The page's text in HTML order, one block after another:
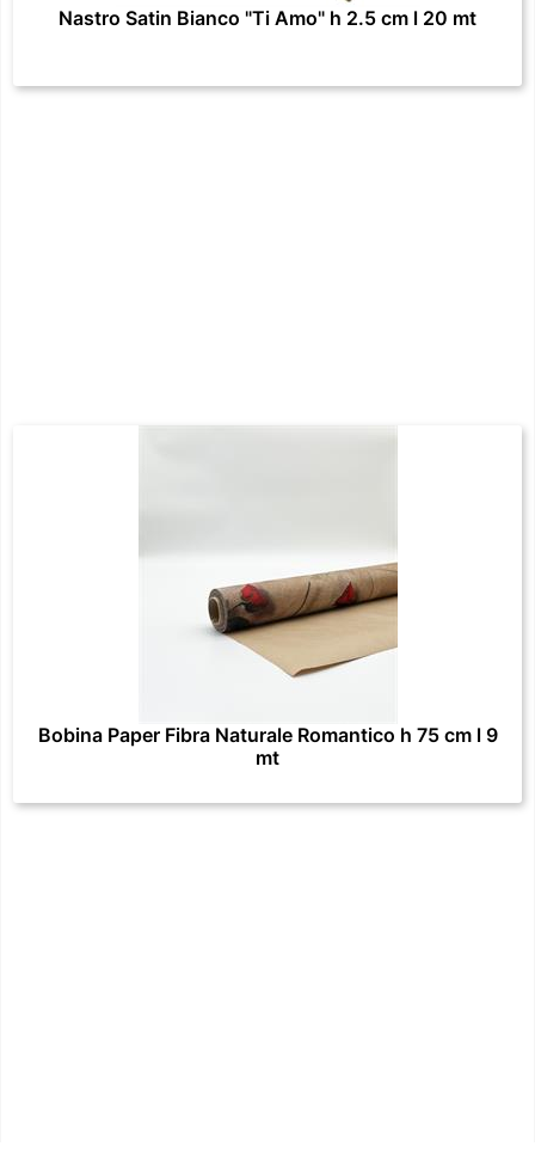
Nastro Satin Bianco "Ti Amo" h 2.5 cm l 20 mt
Bobina Paper Fibra Naturale Romantico h 75 cm l 9
mt